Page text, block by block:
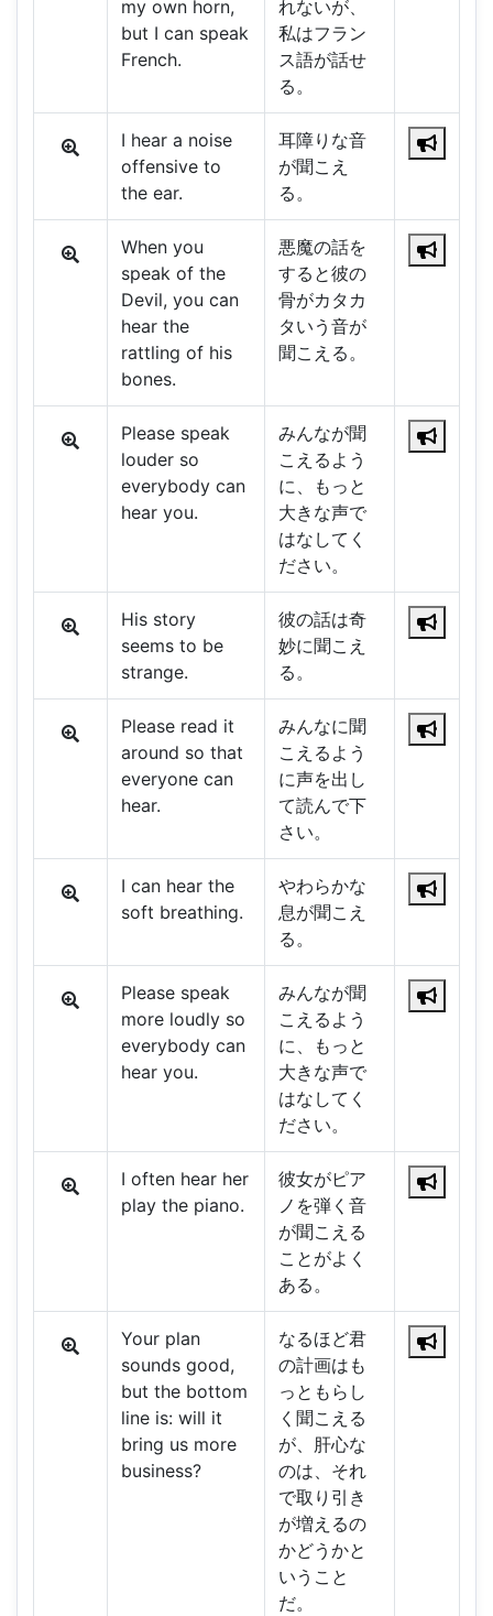
my own horn,
but I can speak
French.
れないが、
私はフラン
ス語が話せ
る。
I hear a noise
offensive to
the ear.
耳障りな音
が聞こえ
る。
When you
speak of the
Devil, you can
hear the
rattling of his
bones.
悪魔の話を
すると彼の
骨がカタカ
タいう音が
聞こえる。
Please speak
louder so
everybody can
hear you.
みんなが聞
こえるよう
に、もっと
大きな声で
はなしてく
ださい。
His story
seems to be
strange.
彼の話は奇
妙に聞こえ
る。
Please read it
around so that
everyone can
hear.
みんなに聞
こえるよう
に声を出し
て読んで下
さい。
I can hear the
soft breathing.
やわらかな
息が聞こえ
る。
Please speak
more loudly so
everybody can
hear you.
みんなが聞
こえるよう
に、もっと
大きな声で
はなしてく
ださい。
I often hear her
play the piano.
彼女がピア
ノを弾く音
が聞こえる
ことがよく
ある。
Your plan
sounds good,
but the bottom
line is: will it
bring us more
business?
なるほど君
の計画はも
っともらし
く聞こえる
が、肝心な
のは、それ
で取り引き
が増えるの
かどうかと
いうこと
だ。